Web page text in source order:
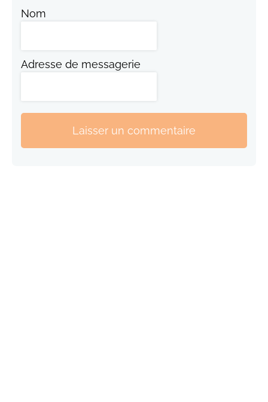
Nom
Adresse de messagerie
Laisser un commentaire